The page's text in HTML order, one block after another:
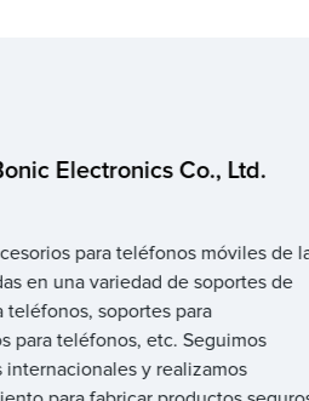
Electronics Co., Ltd.
para teléfonos móviles de
en una variedad de soportes de
teléfonos, soportes para
para teléfonos, etc. Seguimos
y realizamos